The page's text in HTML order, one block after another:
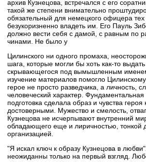
архив Кузнецова, встречался с его
такой же степени внимательно
обязательный для немецкого офицера тех
безукоризненно владеть им. Его Пауль
должно вести себя с дамой, с равным по
чинами. Не было у
Цилинского ни одного промаха,
шага, которые могли бы хоть как-то выдать
скрывающегося под вымышленным
изучение материалов помогло
герое не просто разведчика, а личность,
человеческий характер.
подготовка сделала образ и чувства
достоверными. Мужество и смелость,
Кузнецова не исчерпывают внутренний
обладающего еще и лиричностью, тонкой
организацией.
"Я искал ключ к образу Кузнецова в
неожиданны только на первый взгляд.